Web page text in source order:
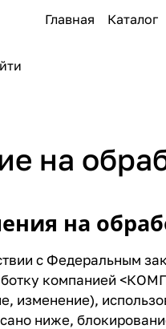
Главная Каталог
на
на
с Федеральным
компанией
изменение),
ниже,